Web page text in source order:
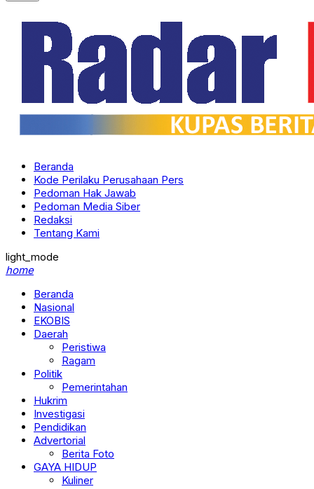
Beranda
Kode Perilaku Perusahaan Pers
Pedoman Hak Jawab
Pedoman Media Siber
Redaksi
Tentang Kami
light_mode
home
Beranda
Nasional
EKOBIS
Daerah
Peristiwa
Ragam
Politik
Pemerintahan
Hukrim
Investigasi
Pendidikan
Advertorial
Berita Foto
GAYA HIDUP
Kuliner